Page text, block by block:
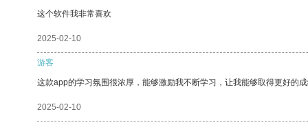
这个软件我非常喜欢
2025-02-10
游客
这款app的学习氛围很浓厚，能够激励我不断学习，让我能够取得更好的
2025-02-10